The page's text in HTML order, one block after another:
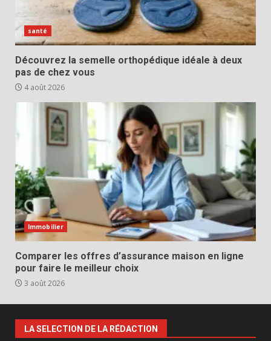
santé
Découvrez la semelle orthopédique idéale à deux
pas de chez vous
4 août 2026
Immobilier
Comparer les offres d’assurance maison en ligne
pour faire le meilleur choix
3 août 2026
LA SELECTION DE LA RÉDACTION